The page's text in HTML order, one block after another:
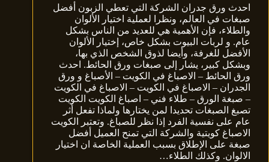
احدث ورق جدران الشركة التي تعطي الزبون أفضل
صبغات في العالم، ونظرا لعملية اختيار الألوان
والطلاء، فإن الأهمية هي للعديد من الناس بشكل
عام. و لربات البيوت بشكل خاص، إختيار الألوان
الأفضل للغرفة، وأيضا لذوق الشخص الذي بها،
وبشكل كبير، يشار إلى صبغات ورق الحائط. احدث
ورق الحائط – الاصباغ في الكويت – الأصباغ و ورق
الجدران – الاصباغ في الكويت – الاصباغ في الكويت
– صبغة الورق – طلاء فني – اصباغ الكويت الكويت
تصبغ الصبغات تحديدا لمن يختارها ولماذا تفعل أثر
عام على نفسية الفرد إذا نظر للصباغ. وتعتبر الكويت
الاصباغ كويتية والشركة التي تمنح العميل أفضل
صبغة على الإطلاق بسبب العملية الخاصة ان اختيار
الالوان. وكذلك الطلاء…